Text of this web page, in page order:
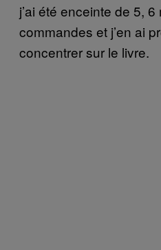
j’ai été enceinte de 5, 6
commandes et j’en ai
concentrer sur le livre.